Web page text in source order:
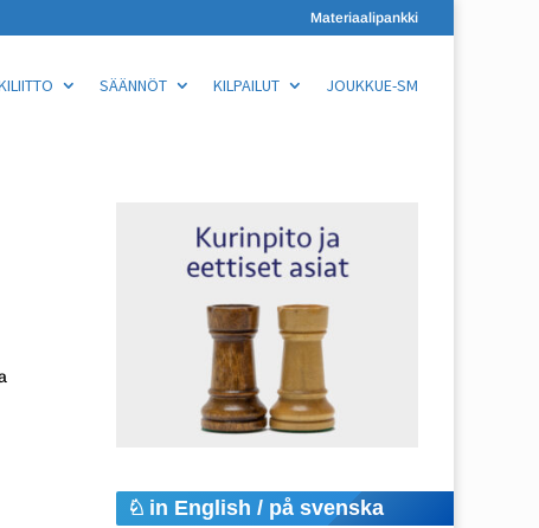
Materiaalipankki
SÄÄNNÖT KILPAILUT JOUKKUE-SM
in English / på svenska